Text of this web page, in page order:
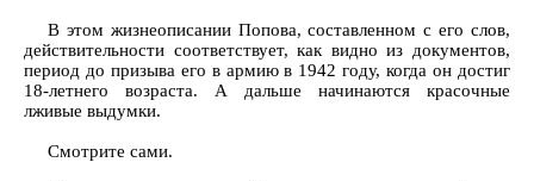
В этом жизнеописании Попова, составленном с его слов,
действительности соответствует, как видно из документов,
период до призыва его в армию в 1942 году, когда он достиг
18-летнего возраста. А дальше начинаются красочные
лживые выдумки.
Смотрите сами.